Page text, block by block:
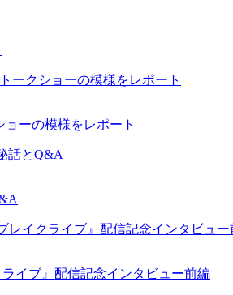
ーの模様をレポート
イブ』配信記念インタビュー前編